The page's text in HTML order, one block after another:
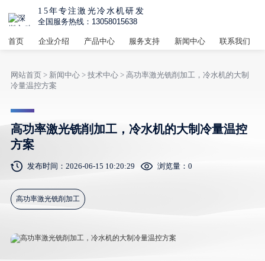
15年专注激光冷水机研发
全国服务热线：13058015638
首页 企业介绍 产品中心 服务支持 新闻中心 联系我们
网站首页> 新闻中心> 技术中心> 高功率激光铣削加工，冷水机的大制
冷量温控方案
高功率激光铣削加工，冷水机的大制冷量温控
方案
发布时间：2026-06-15 10:20:29 浏览量： 0
高功率激光铣削加工